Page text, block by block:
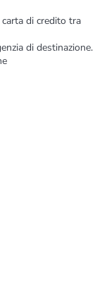
di credito tra
di destinazione.